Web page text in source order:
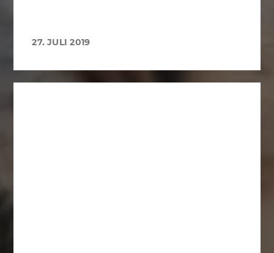
27. JULI 2019